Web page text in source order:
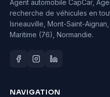
Agent automobile CapCar,
recherche de véhicules en
Isneauville, Mont-Saint-
Maritime (76), Normandie.
NAVIGATION